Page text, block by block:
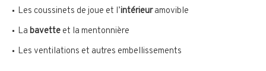
Les coussinets de joue et l’intérieuramovible
La bavette et la mentonnière
Les ventilations et autres embellissements